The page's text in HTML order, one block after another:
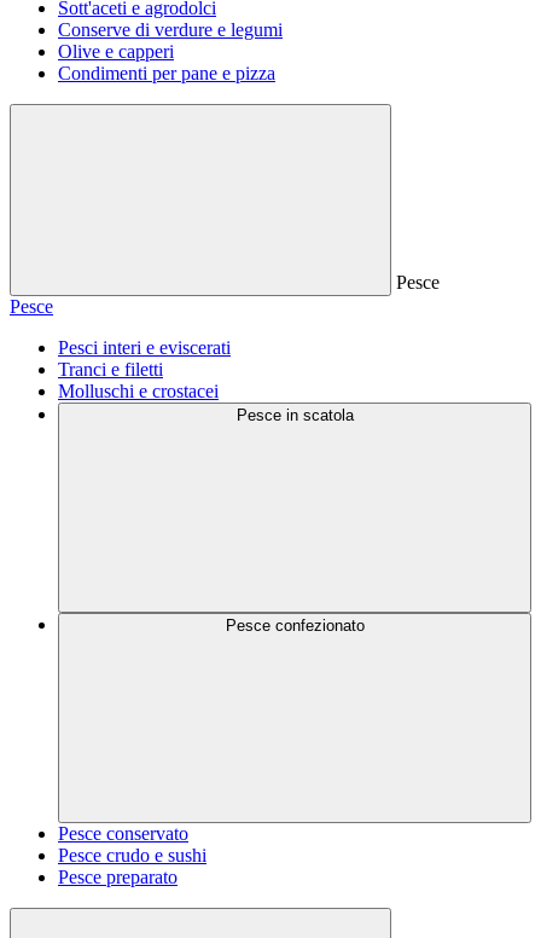
Sott'aceti e agrodolci
Conserve di verdure e legumi
Olive e capperi
Condimenti per pane e pizza
Pesce
Pesce
Pesci interi e eviscerati
Tranci e filetti
Molluschi e crostacei
Pesce in scatola
Pesce confezionato
Pesce conservato
Pesce crudo e sushi
Pesce preparato